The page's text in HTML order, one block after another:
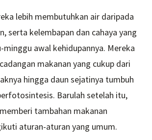
lebih membutuhkan air daripada
serta kelembapan dan cahaya yang
awal kehidupannya. Mereka
makanan yang cukup dari
hingga daun sejatinya tumbuh
Barulah setelah itu,
tambahan makanan
aturan-aturan yang umum.